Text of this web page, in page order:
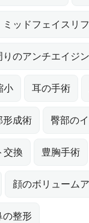
ミッドフェイスリ
りのアンチエイジ
小 耳の手術
形成術 臀部の
交換 豊胸手術
顔のボリューム
の整形